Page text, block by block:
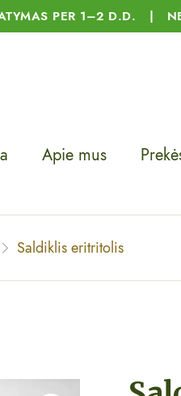
PER 1–2 D.D. |
Apie mus
Saldiklis eritritolis